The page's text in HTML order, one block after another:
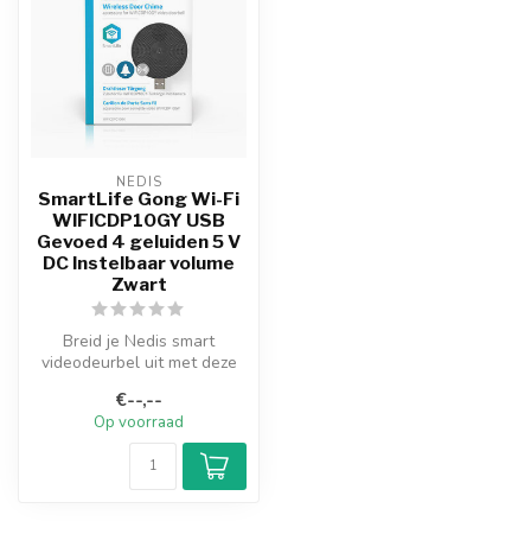
NEDIS
SmartLife Gong Wi-Fi
WIFICDP10GY USB
Gevoed 4 geluiden 5 V
DC Instelbaar volume
Zwart
Breid je Nedis smart
videodeurbel uit met deze
deurbelontvanger. Zo we...
€--,--
Op voorraad